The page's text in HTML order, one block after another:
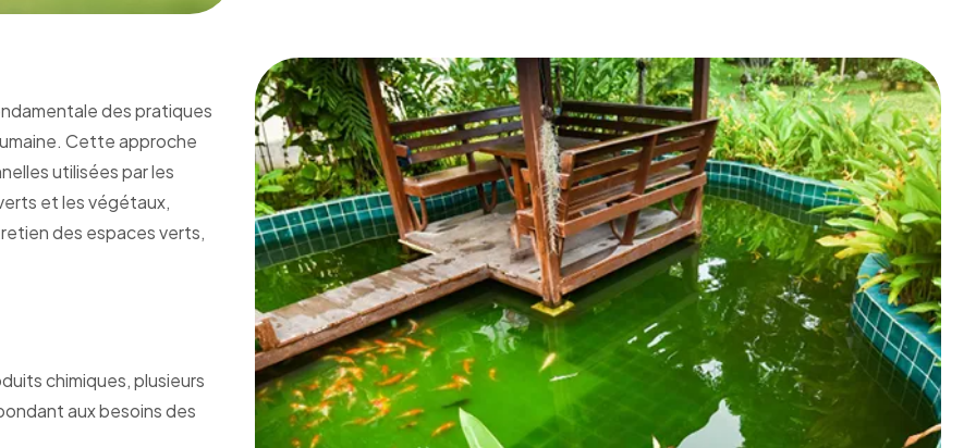
des pratiques
Cette approche
utilisées par les
et les végétaux,
des espaces verts,
chimiques, plusieurs
aux besoins des